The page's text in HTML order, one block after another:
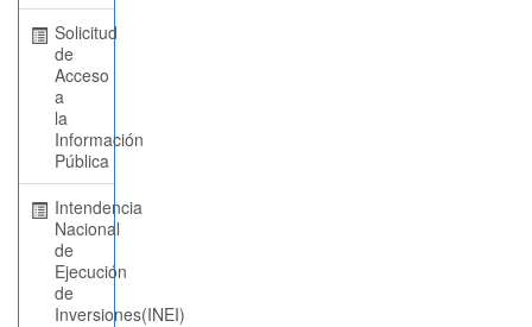
Solicitud
de
Acceso
a
la
Información
Pública
Intendencia
Nacional
de
Ejecución
de
Inversiones(INEI)